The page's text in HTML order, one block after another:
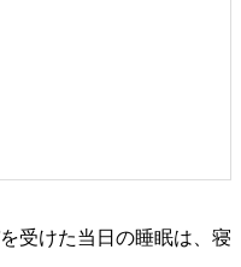
受けた当日の睡眠は、寝